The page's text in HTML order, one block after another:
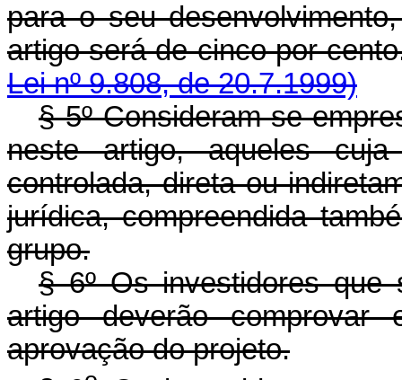
para o seu
artigo será de cinco
Lei nº 9.808, de 20.7.1999)
§ 5º Consideram-se
neste artigo, aqueles
controlada, direta ou
jurídica, compreendida
grupo.
§ 6º Os investidores que
artigo deverão comprovar
aprovação do projeto.